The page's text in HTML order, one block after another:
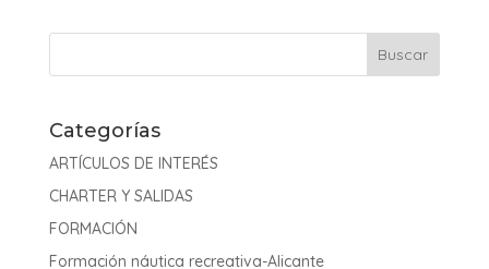
Categorías
ARTÍCULOS DE INTERÉS
CHARTER Y SALIDAS
FORMACIÓN
Formación náutica recreativa-Alicante